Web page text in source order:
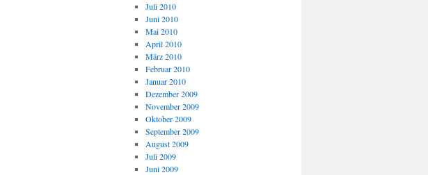
Juli 2010
Juni 2010
Mai 2010
April 2010
März 2010
Februar 2010
Januar 2010
Dezember 2009
November 2009
Oktober 2009
September 2009
August 2009
Juli 2009
Juni 2009